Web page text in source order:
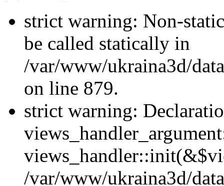
strict warning: Non-
be called statically in
/var/www/ukraina3d/
on line 879.
strict warning:
/var/www/ukraina3d/